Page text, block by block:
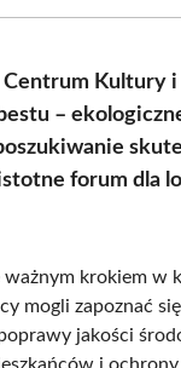
Kultury
–
forum dla
ważnym krokiem w
mogli zapoznać
poprawy jakości
i